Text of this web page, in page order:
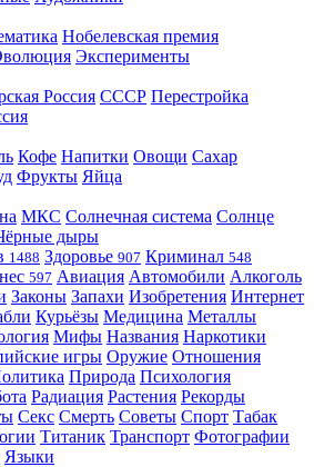
Нобелевская премия
Эксперименты
Россия СССР Перестройка
Кофе Напитки Овощи Сахар
Фрукты Яйца
МКС Солнечная система Солнце
дыры
1488 Здоровье 907 Криминал 548
597 Авиация Автомобили Алкоголь
Законы Запахи Изобретения Интернет
Курьёзы Медицина Металлы
Мифы Названия Наркотики
игры Оружие Отношения
Природа Психология
Радиация Растения Рекорды
Секс Смерть Советы Спорт Табак
Титаник Транспорт Фотографии
Языки